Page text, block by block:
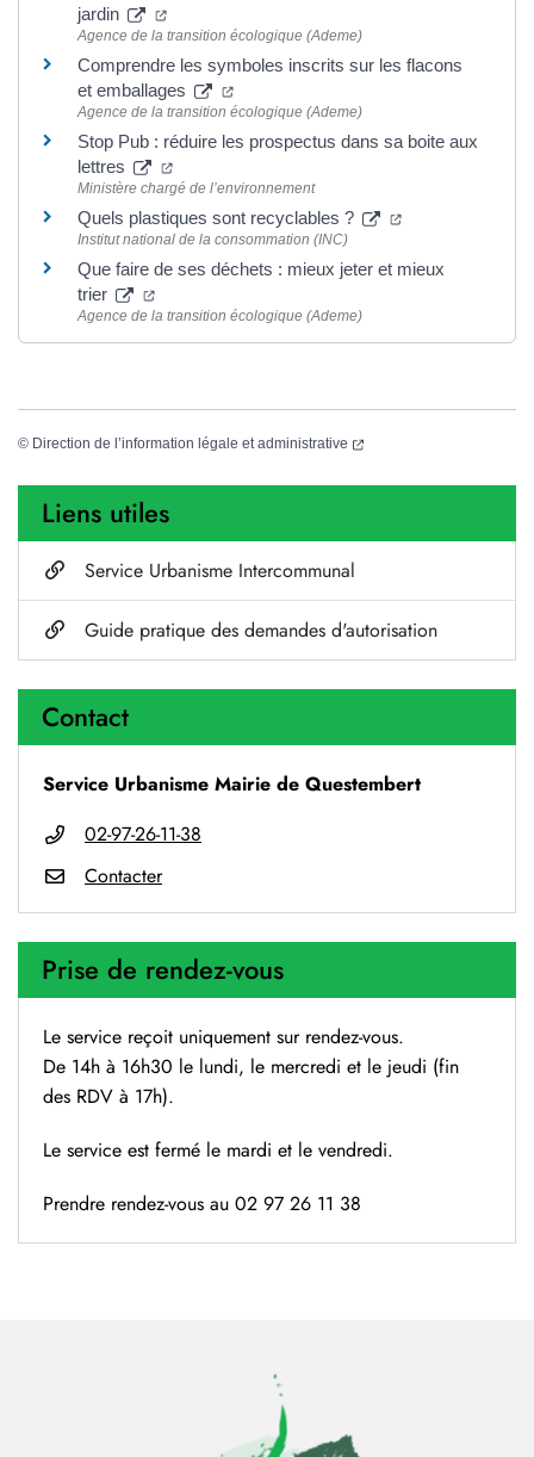
jardin
(nouvelle fenêtre)
Agence de la transition écologique (Ademe)
Comprendre les symboles inscrits sur les flacons
et emballages
(nouvelle fenêtre)
Agence de la transition écologique (Ademe)
Stop Pub : réduire les prospectus dans sa boite aux
lettres
(nouvelle fenêtre)
Ministère chargé de l’environnement
Quels plastiques sont recyclables ? (nouvelle fenêtre)
Institut national de la consommation (INC)
Que faire de ses déchets : mieux jeter et mieux
trier
(nouvelle fenêtre)
Agence de la transition écologique (Ademe)
© Direction de l’information légale et administrative (nouvelle fenêtre)
Liens utiles
Service Urbanisme Intercommunal
Guide pratique des demandes d'autorisation
Contact
Service Urbanisme Mairie de Questembert
02-97-26-11-38
Contacter
Prise de rendez-vous
Le service reçoit uniquement sur rendez-vous.
De 14h à 16h30 le lundi, le mercredi et le jeudi (fin
des RDV à 17h).
Le service est fermé le mardi et le vendredi.
Prendre rendez-vous au 02 97 26 11 38